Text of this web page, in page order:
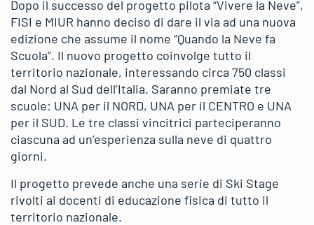
Dopo il successo del progetto pilota “Vivere la Neve”,
FISI e MIUR hanno deciso di dare il via ad una nuova
edizione che assume il nome “Quando la Neve fa
Scuola”. Il nuovo progetto coinvolge tutto il
territorio nazionale, interessando circa 750 classi
dal Nord al Sud dell’Italia. Saranno premiate tre
scuole: UNA per il NORD, UNA per il CENTRO e UNA
per il SUD. Le tre classi vincitrici parteciperanno
ciascuna ad un’esperienza sulla neve di quattro
giorni.
Il progetto prevede anche una serie di Ski Stage
rivolti ai docenti di educazione fisica di tutto il
territorio nazionale.